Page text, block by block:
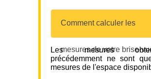
Comment calculer les
mesures de votre brise-
Les mesures
précédemment ne sont
mesures de l'espace